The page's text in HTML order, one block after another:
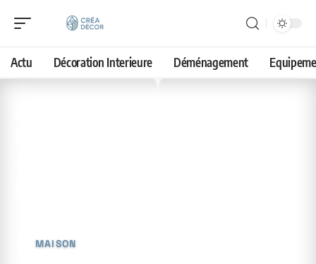
Actu Décoration Interieure Déménagement
MAISON